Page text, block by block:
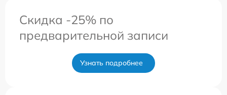
Скидка -25% по
предварительной записи
Узнать подробнее